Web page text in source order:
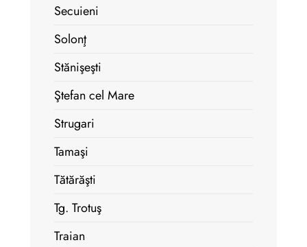
Secuieni
Solonţ
Stănişeşti
Ştefan cel Mare
Strugari
Tamaşi
Tătărăşti
Tg. Trotuş
Traian